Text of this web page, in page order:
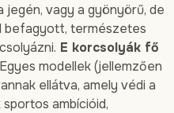
jegén, vagy a gyönyörű, de
befagyott, természetes
E korcsolyák fő
Egyes modellek (jellemzően
ellátva, amely védi a
ambícióid,